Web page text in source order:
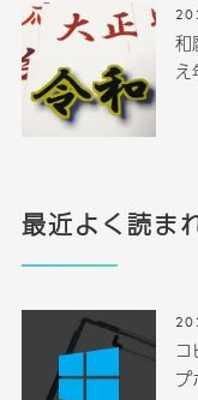
和
え
最近よく読ま
プ